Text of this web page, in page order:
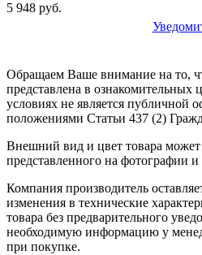
5 948 руб.
Обращаем Ваше внимание на то,
представлена в ознакомительных
условиях не является публичной
положениями Статьи 437 (2)
Внешний вид и цвет товара может
представленного на фотографии и
Компания производитель
изменения в технические
товара без предварительного
необходимую информацию у
при покупке.